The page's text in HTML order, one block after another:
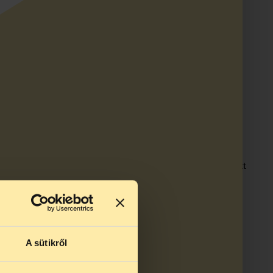
A sütikről
a sajtóban. Ezért fontos sorra venni, hogy a
akarta az informatikai rendszert, ezért bőven azelőtt
maga által készített prezentációban mutatta be